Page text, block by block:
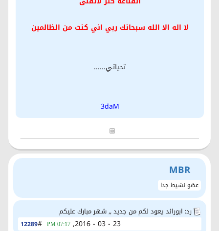
لا اله الا الله سبحانك ربي اني كنت من الظالمين
تحياتي......
3daM
MBR
عضو نشيط جدا
رد: ابورائد يعود لكم من جديد ,, شهر مبارك عليكم
12289# 23 - 03 - 2016,
07:17 PM